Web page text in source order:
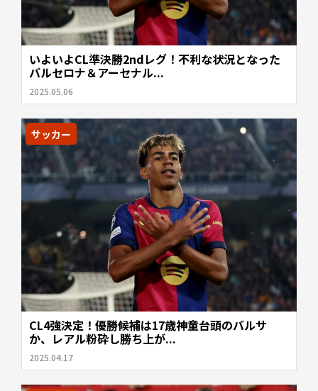
いよいよCL準決勝2ndレグ！不利な状況となった
バルセロナ＆アーセナル...
2025.05.06
サッカー
CL4強決定！優勝候補は17歳神童台頭のバルサ
か、レアル粉砕し勝ち上が...
2025.04.17